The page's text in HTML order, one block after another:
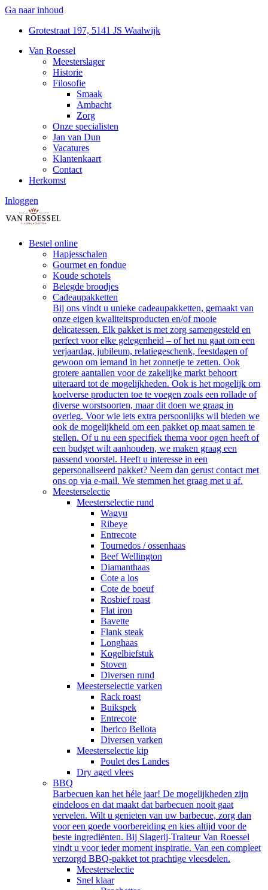
Ga naar inhoud
Grotestraat 197, 5141 JS Waalwijk
Van Roessel
Meesterslager
Historie
Filosofie
Smaak
Ambacht
Zorg
Onze specialisten
Jan van Dun
Vacatures
Klantenkaart
Contact
Herkomst
Inloggen
Bestel online
Hapjesschalen
Gourmet en fondue
Koude schotels
Belegde broodjes
Cadeaupakketten
Bij ons vindt u unieke cadeaupakketten, gemaakt van
onze eigen kwaliteitsproducten en/of mooie
delicatessen. Elk pakket is met zorg samengesteld en
perfect voor elke gelegenheid – of het nu gaat om een
verjaardag, jubileum, relatiegeschenk, feestdagen of
gewoon om iemand in het zonnetje te zetten. Ook
grotere aantallen voor de zakelijke markt behoort
uiteraard tot de mogelijkheden. Ook is het mogelijk om
koelverse producten toe te voegen zoals een rollade of
diverse worstsoorten, maar dit doen we graag in
overleg. Voor wie iets extra persoonlijks wil bieden we
ook de mogelijkheid om een pakket op maat samen te
stellen. Of u nu een specifiek thema voor ogen heeft of
een budget wilt aanhouden, we maken graag een
passend voorstel. Heeft u interesse in een
gepersonaliseerd pakket? Neem dan gerust contact met
ons op via e-mail. We stemmen het graag met u af.
Meesterselectie
Meesterselectie rund
Wagyu
Ribeye
Entrecote
Tournedos / ossenhaas
Beef Wellington
Diamanthaas
Cote a los
Cote de boeuf
Rosbief roast
Flat iron
Bavette
Flank steak
Longhaas
Kogelbiefstuk
Stoven
Diversen rund
Meesterselectie varken
Rack roast
Buikspek
Entrecote
Iberico Bellota
Diversen varken
Meesterselectie kip
Poulet des Landes
Dry aged vlees
BBQ
Barbecuen kan het héle jaar! De mogelijkheden zijn
eindeloos en dat maakt dat barbecuen nooit gaat
vervelen. Wilt u genieten van uw barbecue, zorg dan
voor een goede voorbereiding en kies altijd voor de
beste ingrediënten. Bij Slagerij-Traiteur Van Roessel
vindt u voor ieder moment inspiratie. Van een compleet
verzorgd BBQ-pakket tot prachtige vleesdelen.
Meesterselectie
Snel klaar